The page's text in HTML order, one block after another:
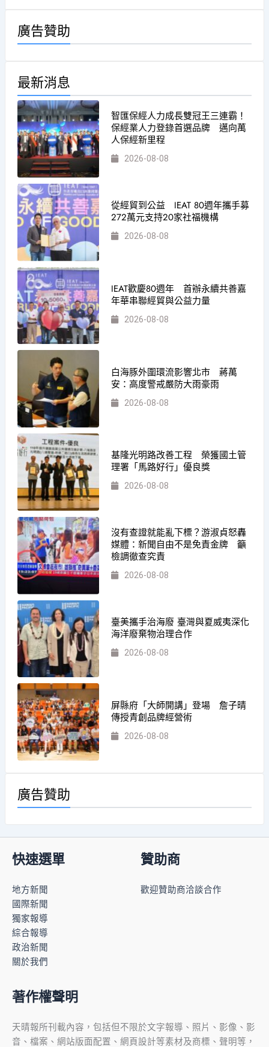
廣告贊助
最新消息
智匯保經人力成長雙冠王三連霸！
保經業人力登錄首選品牌 邁向萬
人保經新里程
2026-08-08
從經貿到公益 IEAT 80週年攜手募
272萬元支持20家社福機構
2026-08-08
IEAT歡慶80週年 首辦永續共善嘉
年華串聯經貿與公益力量
2026-08-08
白海豚外圍環流影響北市 蔣萬
安：高度警戒嚴防大雨豪雨
2026-08-08
基隆光明路改善工程 榮獲國土管
理署「馬路好行」優良獎
2026-08-08
沒有查證就能亂下標？游淑貞怒轟
媒體：新聞自由不是免責金牌 籲
檢調徹查究責
2026-08-08
臺美攜手治海廢 臺灣與夏威夷深化
海洋廢棄物治理合作
2026-08-08
屏縣府「大師開講」登場 詹子晴
傳授青創品牌經營術
2026-08-08
廣告贊助
快速選單
地方新聞
國際新聞
獨家報導
綜合報導
政治新聞
關於我們
贊助商
歡迎贊助商洽談合作
著作權聲明
天晴報所刊載內容，包括但不限於文字報導、照片、影像、影
音、檔案、網站版面配置、網頁設計等素材及商標、聲明等，